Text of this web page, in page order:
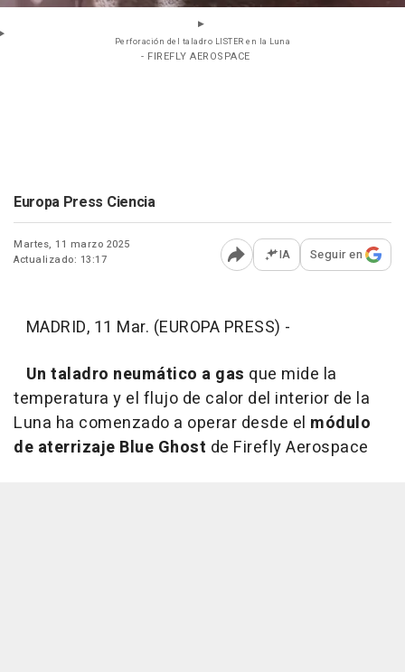
Perforación del taladro LISTER en la Luna
- FIREFLY AEROSPACE
Europa Press Ciencia
Martes, 11 marzo 2025
Actualizado: 13:17
Abrir opciones para
IA Seguir en
MADRID, 11 Mar. (EUROPA PRESS) -
Un taladro neumático a gas que mide la
temperatura y el flujo de calor del interior de la
Luna ha comenzado a operar desde el módulo
de aterrizaje Blue Ghost de Firefly Aerospace